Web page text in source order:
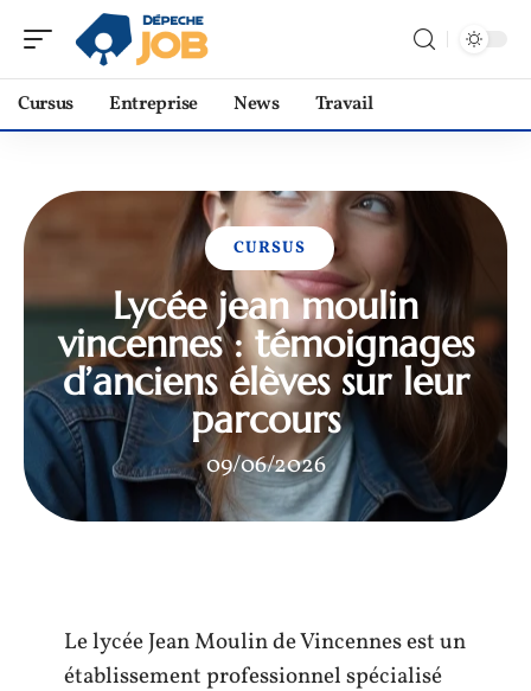
Cursus Entreprise News Travail
CURSUS
Lycée jean moulin
vincennes : témoignages
d’anciens élèves sur leur
parcours
09/06/2026
Le lycée Jean Moulin de Vincennes est un
établissement professionnel spécialisé